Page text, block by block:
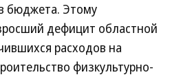
бюджета. Этому
дефицит областной
расходов на
физкультурно-